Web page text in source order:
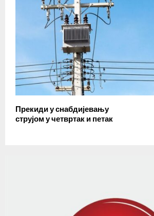
Прекиди у снабдијевању
струјом у четвртак и петак